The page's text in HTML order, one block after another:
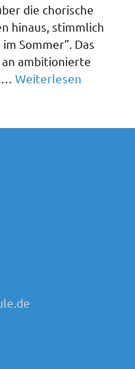
die chorische
hinaus, stimmlich
Sommer”. Das
ambitionierte
Weiterlesen